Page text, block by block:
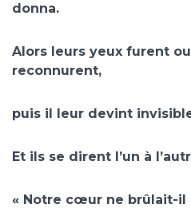
donna.
Alors leurs yeux furent
reconnurent,
puis il leur devint
Et ils se dirent l’un à
« Notre cœur ne brûlait-il